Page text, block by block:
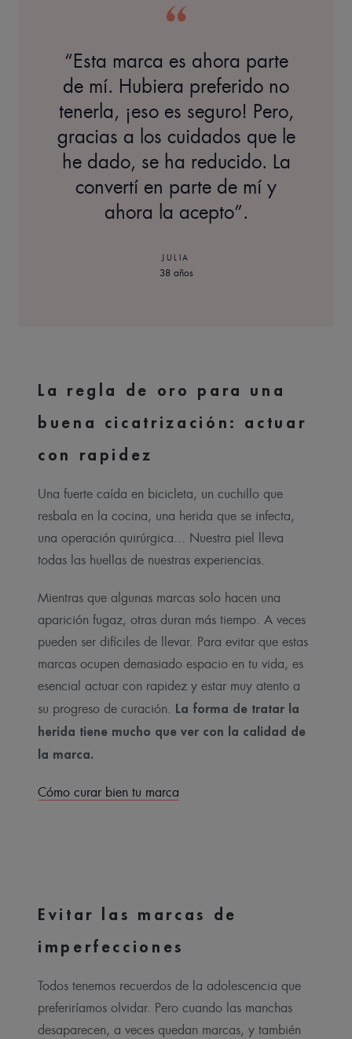
“Esta marca es ahora parte
de mí. Hubiera preferido no
tenerla, ¡eso es seguro! Pero,
gracias a los cuidados que le
he dado, se ha reducido. La
convertí en parte de mí y
ahora la acepto”.
JULIA
38 años
La regla de oro para una
buena cicatrización: actuar
con rapidez
Una fuerte caída en bicicleta, un cuchillo que
resbala en la cocina, una herida que se infecta,
una operación quirúrgica... Nuestra piel lleva
todas las huellas de nuestras experiencias.
Mientras que algunas marcas solo hacen una
aparición fugaz, otras duran más tiempo. A veces
pueden ser difíciles de llevar. Para evitar que estas
marcas ocupen demasiado espacio en tu vida, es
esencial actuar con rapidez y estar muy atento a
su progreso de curación. La forma de tratar la
herida tiene mucho que ver con la calidad de
la marca.
Cómo curar bien tu marca
Evitar las marcas de
imperfecciones
Todos tenemos recuerdos de la adolescencia que
preferiríamos olvidar. Pero cuando las manchas
desaparecen, a veces quedan marcas, y también